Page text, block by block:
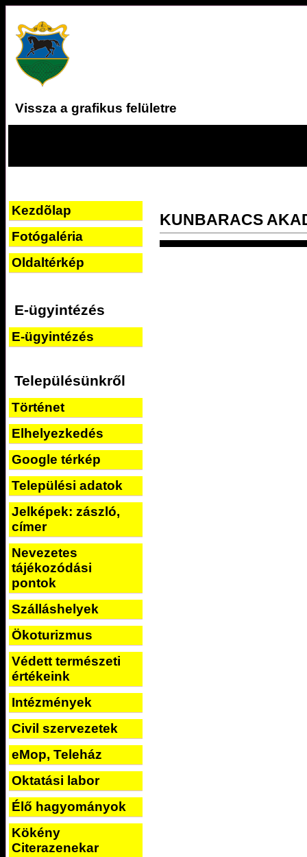
Vissza a grafikus felületre
Kezdõlap
Fotógaléria
Oldaltérkép
E-ügyintézés
E-ügyintézés
Településünkről
Történet
Elhelyezkedés
Google térkép
Települési adatok
Jelképek: zászló,
címer
Nevezetes
tájékozódási
pontok
Szálláshelyek
Ökoturizmus
Védett természeti
értékeink
Intézmények
Civil szervezetek
eMop, Teleház
Oktatási labor
Élő hagyományok
Kökény
Citerazenekar
KUNBARACS